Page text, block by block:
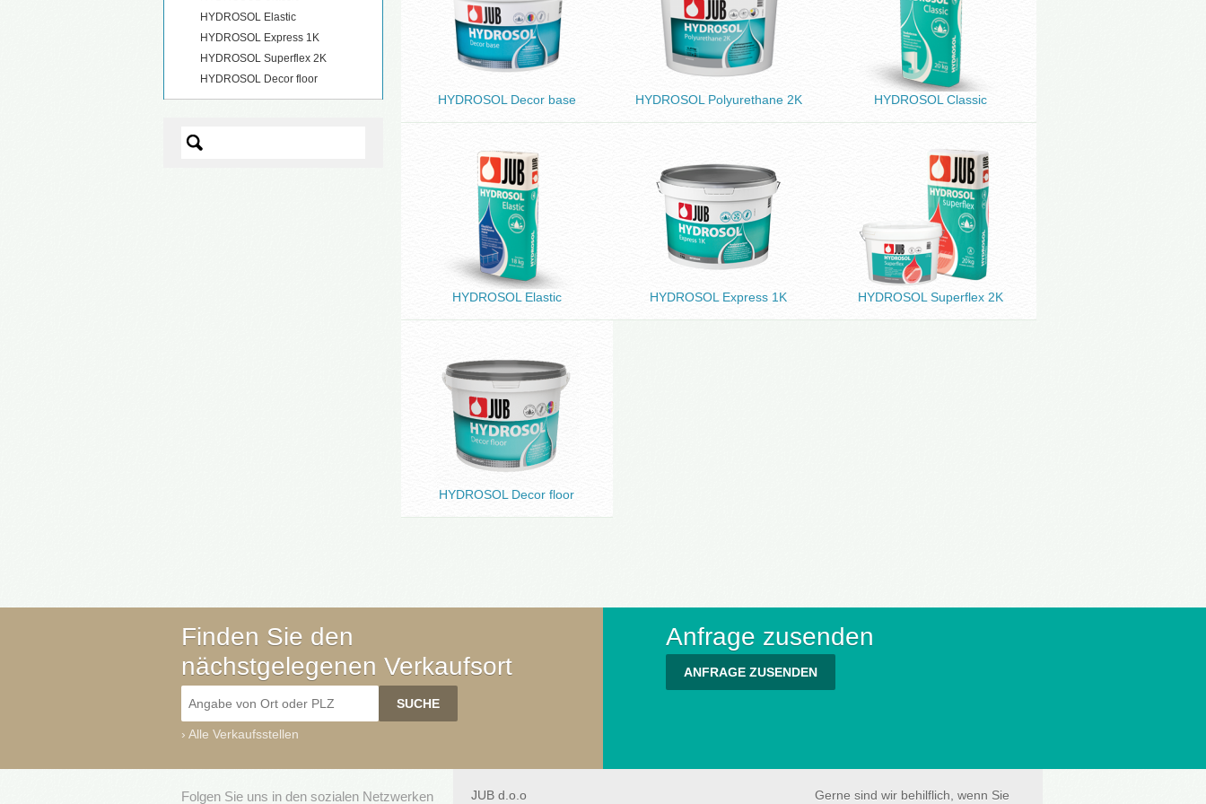
HYDROSOL Elastic
HYDROSOL Express 1K
HYDROSOL Superflex 2K
HYDROSOL Decor floor
HYDROSOL Decor base HYDROSOL Polyurethane 2K HYDROSOL Classic
HYDROSOL Elastic HYDROSOL Express 1K HYDROSOL Superflex 2K
HYDROSOL Decor floor
Finden Sie den
nächstgelegenen Verkaufsort
› Alle Verkaufsstellen
Anfrage zusenden
ANFRAGE ZUSENDEN
Folgen Sie uns in den sozialen Netzwerken JUB d.o.o Gerne sind wir behilflich, wenn Sie